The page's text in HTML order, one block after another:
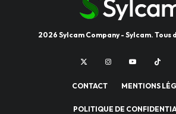
2026 Sylcam Company - Sylcam.
CONTACT MENTIONS
POLITIQUE DE